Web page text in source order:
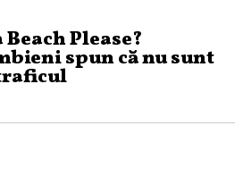
Please?
spun că nu sunt